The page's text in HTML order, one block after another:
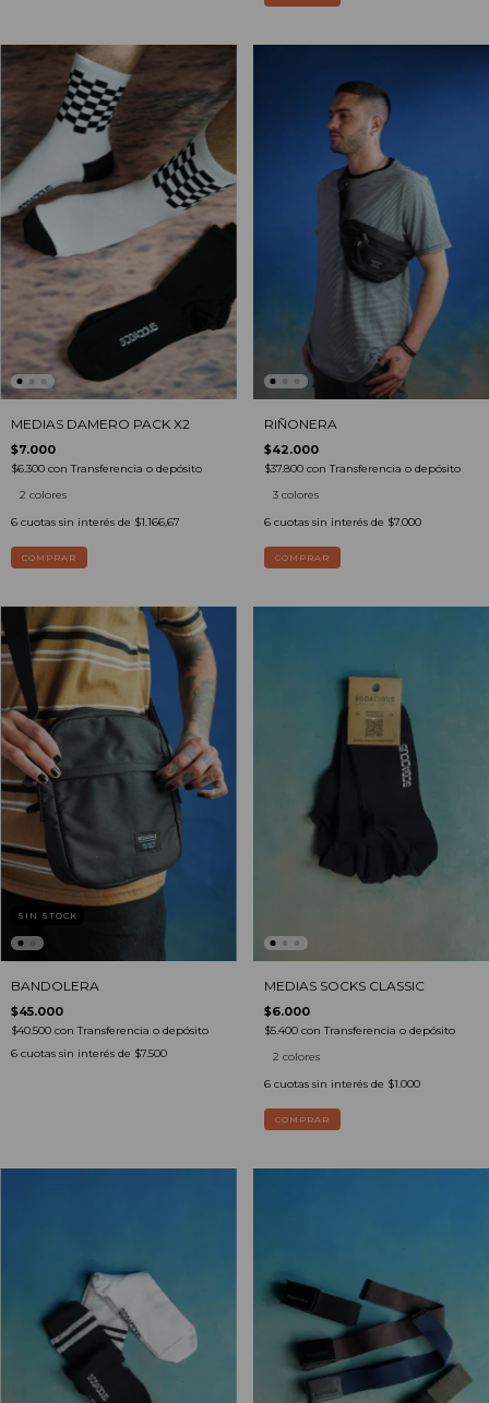
MEDIAS DAMERO PACK X2
$7.000
$6.300 con Transferencia o depósito
2 colores
6 cuotas sin interés de $1.166,67
COMPRAR
RIÑONERA
$42.000
$37.800 con Transferencia o depósito
3 colores
6 cuotas sin interés de $7.000
COMPRAR
SIN STOCK
BANDOLERA
$45.000
$40.500 con Transferencia o depósito
6 cuotas sin interés de $7.500
MEDIAS SOCKS CLASSIC
$6.000
$5.400 con Transferencia o depósito
2 colores
6 cuotas sin interés de $1.000
COMPRAR